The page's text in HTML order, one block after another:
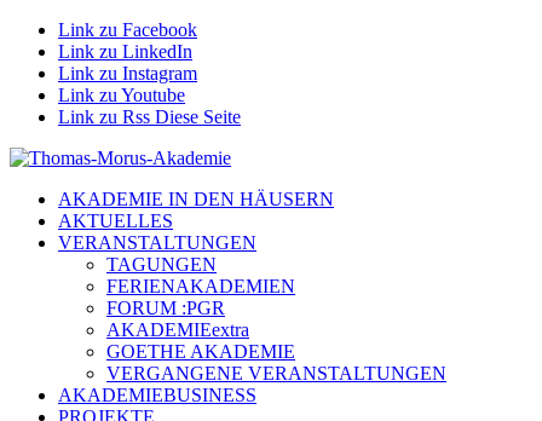
Link zu Facebook
Link zu LinkedIn
Link zu Instagram
Link zu Youtube
Link zu Rss Diese Seite
AKADEMIE IN DEN HÄUSERN
AKTUELLES
VERANSTALTUNGEN
TAGUNGEN
FERIENAKADEMIEN
FORUM :PGR
AKADEMIEextra
GOETHE AKADEMIE
VERGANGENE VERANSTALTUNGEN
AKADEMIEBUSINESS
PROJEKTE